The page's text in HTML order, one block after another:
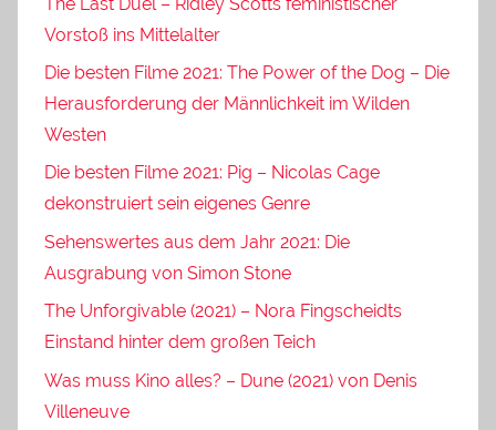
Vorstoß ins Mittelalter
Die besten Filme 2021: The Power of the Dog – Die
Herausforderung der Männlichkeit im Wilden
Westen
Die besten Filme 2021: Pig – Nicolas Cage
dekonstruiert sein eigenes Genre
Sehenswertes aus dem Jahr 2021: Die
Ausgrabung von Simon Stone
The Unforgivable (2021) – Nora Fingscheidts
Einstand hinter dem großen Teich
Was muss Kino alles? – Dune (2021) von Denis
Villeneuve